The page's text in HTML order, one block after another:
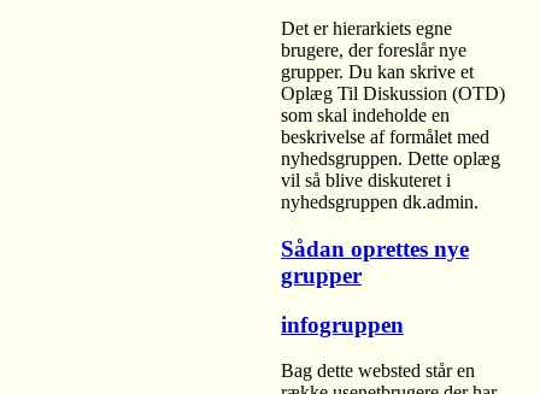
Det er hierarkiets egne
brugere, der foreslår nye
grupper. Du kan skrive et
Oplæg Til Diskussion (OTD)
som skal indeholde en
beskrivelse af formålet med
nyhedsgruppen. Dette oplæg
vil så blive diskuteret i
nyhedsgruppen dk.admin.
Sådan oprettes nye
grupper
infogruppen
Bag dette websted står en